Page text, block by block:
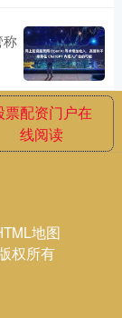
称
票配资门户在
线阅读
地图
权所有